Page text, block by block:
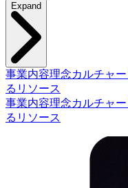
Expand
事業内容理念カルチャー
る リソース
事業内容理念カルチャー
る リソース